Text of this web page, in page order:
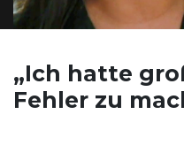
„Ich hatte
Fehler zu